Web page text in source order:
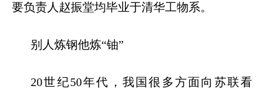
要负责人赵振堂均毕业于清华工物系。
别人炼钢他炼“铀”
20世纪50年代，我国很多方面向苏联看